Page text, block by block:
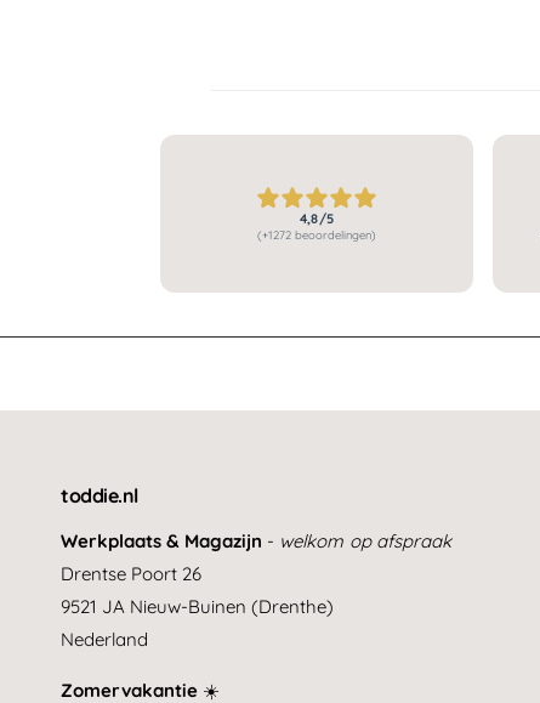
4,8/5
(+1272 beoordelingen)
toddie.nl
Werkplaats & Magazijn - welkom op afspraak
Drentse Poort 26
9521 JA Nieuw-Buinen (Drenthe)
Nederland
Zomervakantie ☀️